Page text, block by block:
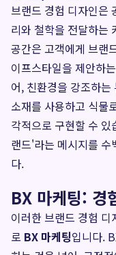
브랜드 경험 디자인은
리와 철학을 전달하는
공간은 고객에게 브랜
이프스타일을 제안하
어, 친환경을 강조하
소재를 사용하고 식물
각적으로 구현할 수
랜드'라는 메시지를 수
다.
BX 마케팅: 경
이러한 브랜드 경험
로 BX 마케팅입니다.